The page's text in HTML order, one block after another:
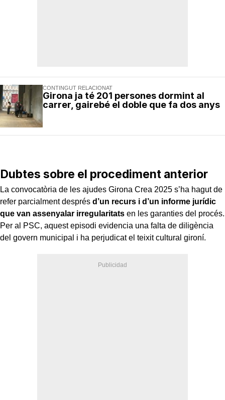
CONTINGUT RELACIONAT
Girona ja té 201 persones dormint al
carrer, gairebé el doble que fa dos anys
Dubtes sobre el procediment anterior
La convocatòria de les ajudes Girona Crea 2025 s’ha hagut de
refer parcialment després d’un recurs i d’un informe jurídic
que van assenyalar irregularitats en les garanties del procés.
Per al PSC, aquest episodi evidencia una falta de diligència
del govern municipal i ha perjudicat el teixit cultural gironí.